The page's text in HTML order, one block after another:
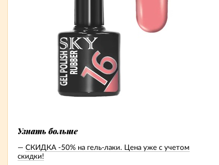
Узнать больше
СКИДКА -50% на гель-лаки. Цена уже с учетом
скидки!